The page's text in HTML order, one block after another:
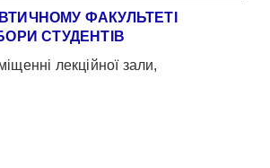
ФАКУЛЬТЕТІ
СТУДЕНТІВ
лекційної зали,